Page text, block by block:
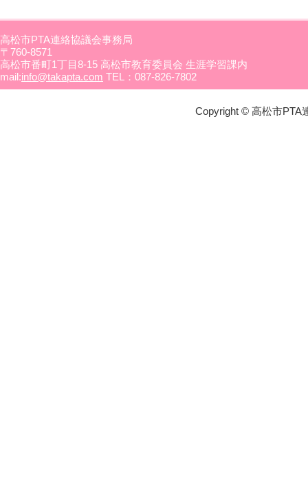
高松市PTA連絡協議会事務局
〒760-8571
高松市番町1丁目8-15 高松市教育委員会 生涯学習課内
mail:info@takapta.com TEL：087-826-7802
Copyright © 高松市PTA